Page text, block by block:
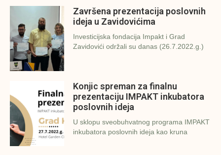
Završena prezentacija poslovnih
ideja u Zavidovićima
Investicijska fondacija Impakt i Grad
Zavidovići održali su danas (26.7.2022.g.)
Konjic spreman za finalnu
prezentaciju IMPAKT inkubatora
poslovnih ideja
U sklopu sveobuhvatnog programa IMPAKT
inkubatora poslovnih ideja kao kruna